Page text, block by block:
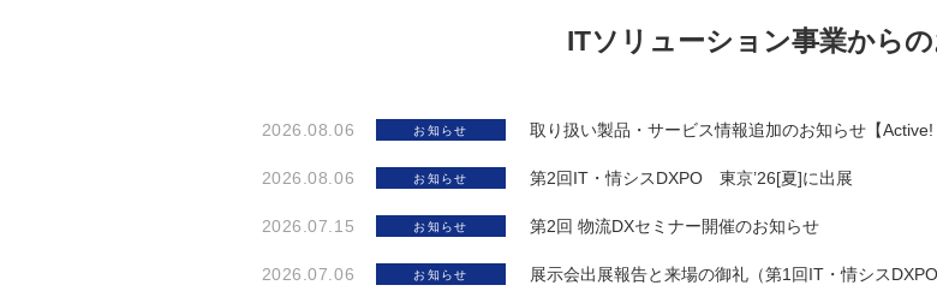
ITソリューション事業から
2026.08.06 お知らせ 取り扱い製品・サービス情報追加のお知らせ【Active!
2026.08.06 お知らせ 第2回IT・情シスDXPO 東京’26[夏]に出展
2026.07.15 お知らせ 第2回 物流DXセミナー開催のお知らせ
2026.07.06 お知らせ 展示会出展報告と来場の御礼（第1回IT・情シスDXPO